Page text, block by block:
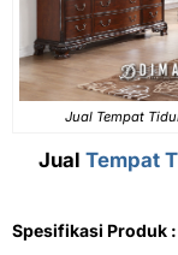
Jual Tempat
Jual Tempat
Spesifikasi Produk :